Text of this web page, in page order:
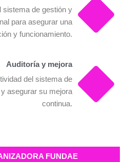
sistema de gestión y
para asegurar una
y funcionamiento.
Auditoría y mejora
del sistema de
asegurar su mejora
continua.
FUNDAE